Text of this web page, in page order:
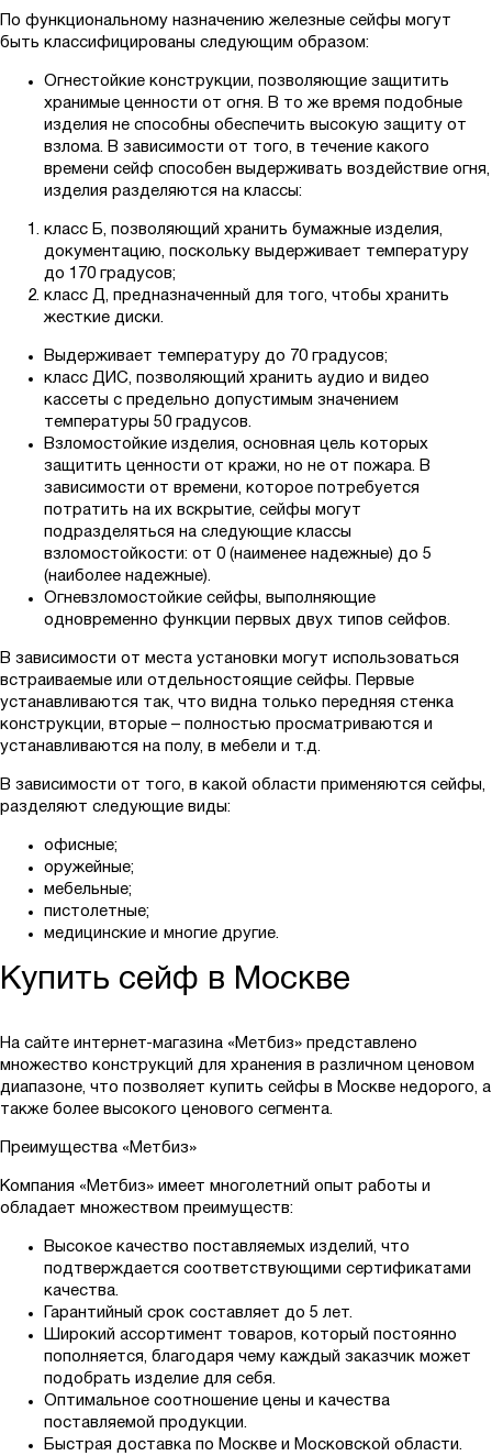
По функциональному назначению железные сейфы могут
быть классифицированы следующим образом:
Огнестойкие конструкции, позволяющие защитить
хранимые ценности от огня. В то же время подобные
изделия не способны обеспечить высокую защиту от
взлома. В зависимости от того, в течение какого
времени сейф способен выдерживать воздействие огня,
изделия разделяются на классы:
класс Б, позволяющий хранить бумажные изделия,
документацию, поскольку выдерживает температуру
до 170 градусов;
класс Д, предназначенный для того, чтобы хранить
жесткие диски.
Выдерживает температуру до 70 градусов;
класс ДИС, позволяющий хранить аудио и видео
кассеты с предельно допустимым значением
температуры 50 градусов.
Взломостойкие изделия, основная цель которых
защитить ценности от кражи, но не от пожара. В
зависимости от времени, которое потребуется
потратить на их вскрытие, сейфы могут
подразделяться на следующие классы
взломостойкости: от 0 (наименее надежные) до 5
(наиболее надежные).
Огневзломостойкие сейфы, выполняющие
одновременно функции первых двух типов сейфов.
В зависимости от места установки могут использоваться
встраиваемые или отдельностоящие сейфы. Первые
устанавливаются так, что видна только передняя стенка
конструкции, вторые – полностью просматриваются и
устанавливаются на полу, в мебели и т.д.
В зависимости от того, в какой области применяются сейфы,
разделяют следующие виды:
офисные;
оружейные;
мебельные;
пистолетные;
медицинские и многие другие.
Купить сейф в Москве
На сайте интернет-магазина «Метбиз» представлено
множество конструкций для хранения в различном ценовом
диапазоне, что позволяет купить сейфы в Москве недорого, а
также более высокого ценового сегмента.
Преимущества «Метбиз»
Компания «Метбиз» имеет многолетний опыт работы и
обладает множеством преимуществ:
Высокое качество поставляемых изделий, что
подтверждается соответствующими сертификатами
качества.
Гарантийный срок составляет до 5 лет.
Широкий ассортимент товаров, который постоянно
пополняется, благодаря чему каждый заказчик может
подобрать изделие для себя.
Оптимальное соотношение цены и качества
поставляемой продукции.
Быстрая доставка по Москве и Московской области.